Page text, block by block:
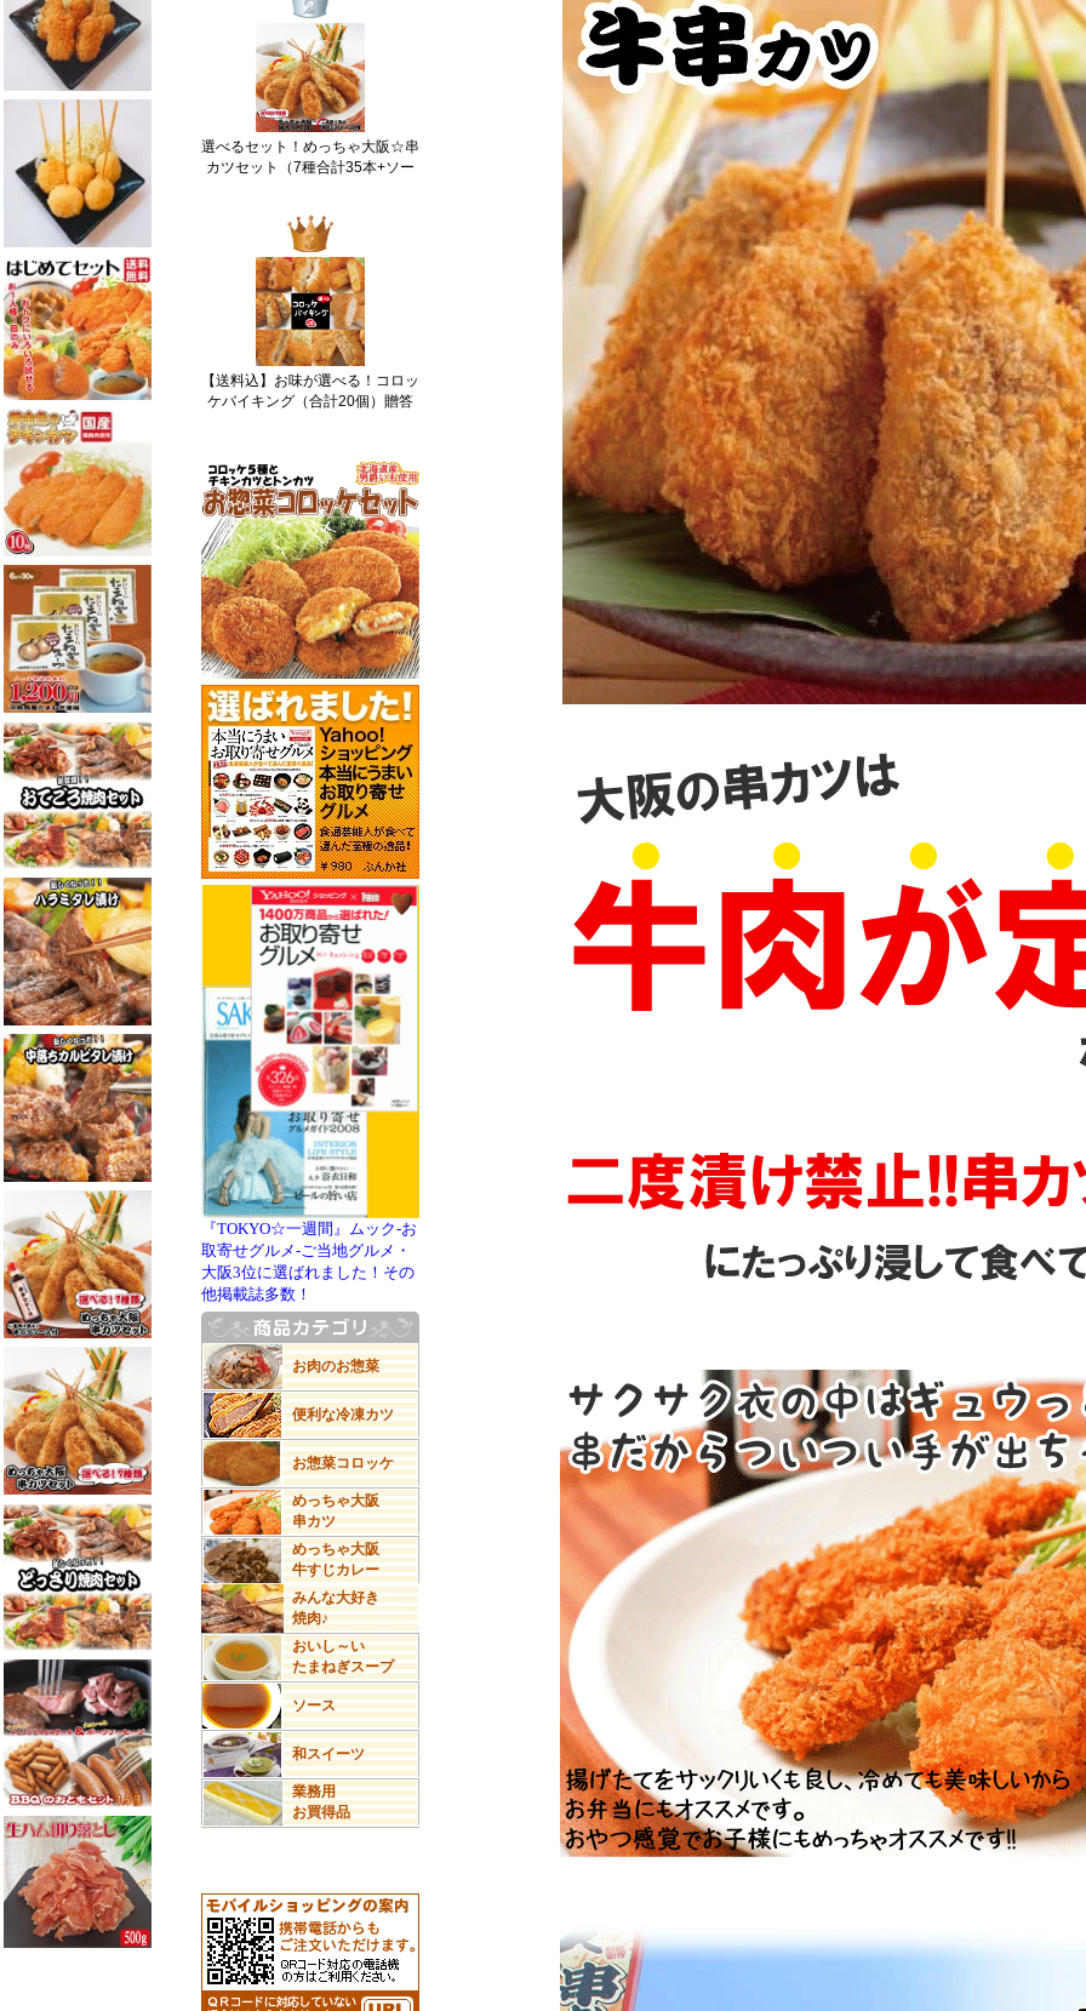
『TOKYO☆一週間』ムック-お
取寄せグルメ-ご当地グルメ・
大阪3位に選ばれました！その
他掲載誌多数！
お肉のお惣菜
便利な冷凍カツ
お惣菜コロッケ
めっちゃ大阪
串カツ
めっちゃ大阪
牛すじカレー
みんな大好き
焼肉♪
おいし～い
たまねぎスープ
ソース
和スイーツ
業務用
お買得品